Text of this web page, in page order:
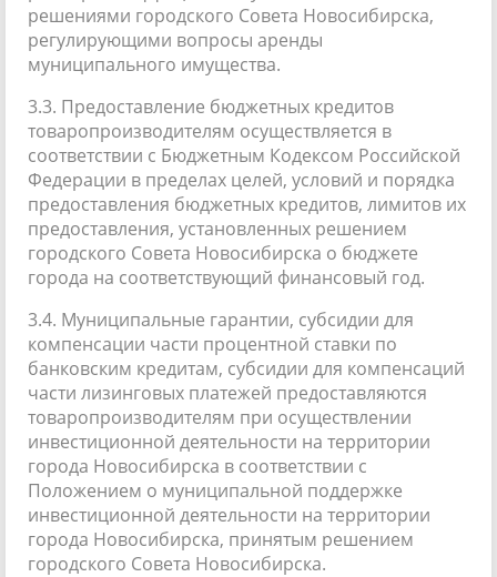
решениями городского Совета Новосибирска,
регулирующими вопросы аренды
муниципального имущества.
3.3. Предоставление бюджетных кредитов
товаропроизводителям осуществляется в
соответствии с Бюджетным Кодексом Российской
Федерации в пределах целей, условий и порядка
предоставления бюджетных кредитов, лимитов их
предоставления, установленных решением
городского Совета Новосибирска о бюджете
города на соответствующий финансовый год.
3.4. Муниципальные гарантии, субсидии для
компенсации части процентной ставки по
банковским кредитам, субсидии для компенсаций
части лизинговых платежей предоставляются
товаропроизводителям при осуществлении
инвестиционной деятельности на территории
города Новосибирска в соответствии с
Положением о муниципальной поддержке
инвестиционной деятельности на территории
города Новосибирска, принятым решением
городского Совета Новосибирска.